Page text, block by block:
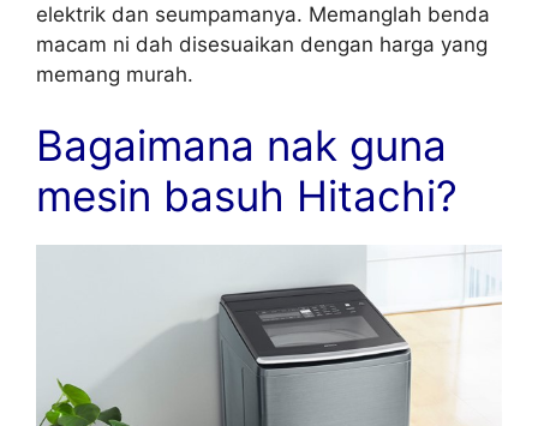
elektrik dan seumpamanya. Memanglah benda
macam ni dah disesuaikan dengan harga yang
memang murah.
Bagaimana nak guna
mesin basuh Hitachi?